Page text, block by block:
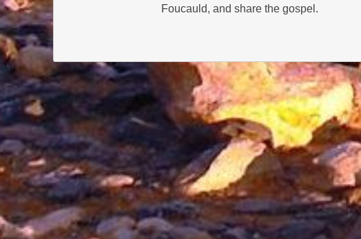
Foucauld, and share the gospel.